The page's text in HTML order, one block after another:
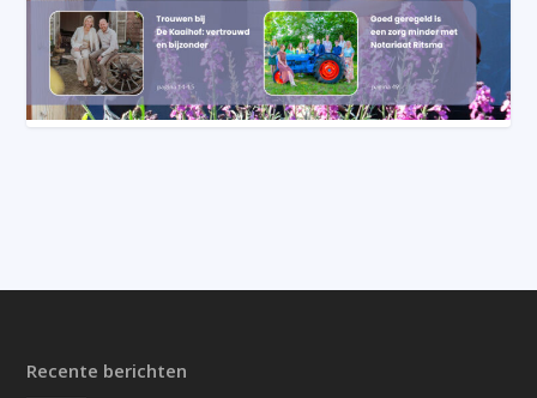
Recente berichten